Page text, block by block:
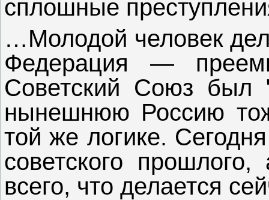
сплошные
…Молодой человек
Федерация —
Советский Союз был
нынешнюю Россию
той же логике.
советского
всего, что делается